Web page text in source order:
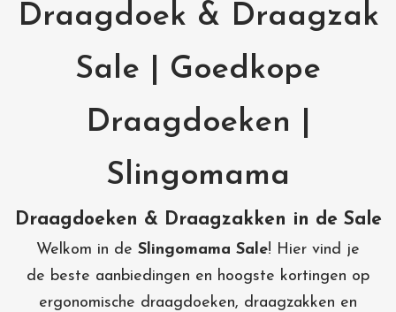
Draagdoek & Draagzak
Sale | Goedkope
Draagdoeken |
Slingomama
Draagdoeken & Draagzakken in de Sale
Welkom in de Slingomama Sale! Hier vind je
de beste aanbiedingen en hoogste kortingen op
ergonomische draagdoeken, draagzakken en